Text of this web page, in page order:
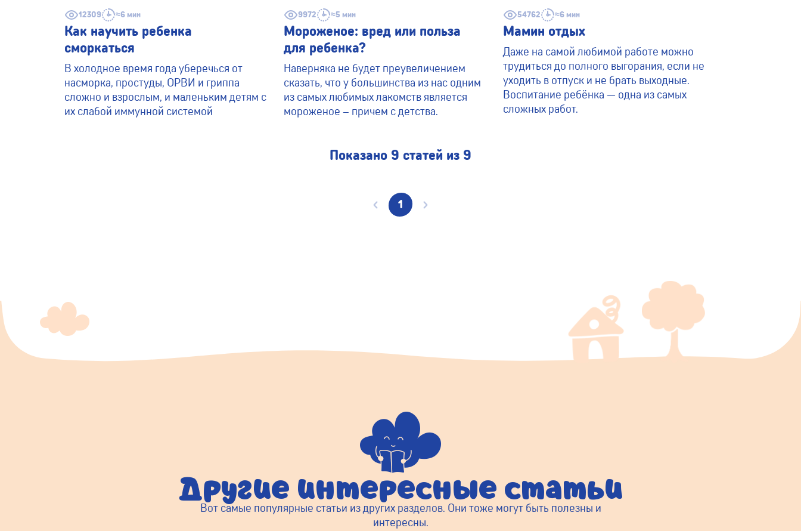
12309 ≈6 мин
Как научить ребенка
сморкаться
В холодное время года уберечься от
насморка, простуды, ОРВИ и гриппа
сложно и взрослым, и маленьким детям с
их слабой иммунной системой
9972 ≈5 мин
Мороженое: вред или польза
для ребенка?
Наверняка не будет преувеличением
сказать, что у большинства из нас одним
из самых любимых лакомств является
мороженое – причем с детства.
54762 ≈6 мин
Мамин отдых
Даже на самой любимой работе можно
трудиться до полного выгорания, если не
уходить в отпуск и не брать выходные.
Воспитание ребёнка — одна из самых
сложных работ.
Показано 9 статей из 9
1
Другие интересные статьи
Вот самые популярные статьи из других разделов. Они тоже могут быть полезны и
интересны.